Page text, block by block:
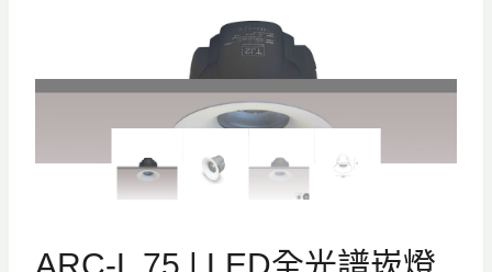
ARC-L 75 | LED全光譜崁燈